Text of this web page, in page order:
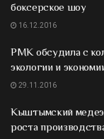
боксерское шоу
16.12.2016
РМК обсудила с
экологии и
29.11.2016
Кыштымский
роста